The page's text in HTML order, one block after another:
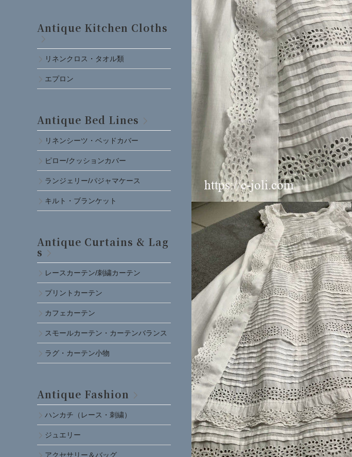
Antique Kitchen Cloths
リネンクロス・タオル類
エプロン
Antique Bed Lines
リネンシーツ・ベッドカバー
ピロー/クッションカバー
ランジェリー/パジャマケース
キルト・ブランケット
Antique Curtains & Lag
s
レースカーテン/刺繍カーテン
プリントカーテン
カフェカーテン
スモールカーテン・カーテンバランス
ラグ・カーテン小物
Antique Fashion
ハンカチ（レース・刺繍）
ジュエリー
アクセサリー＆バッグ